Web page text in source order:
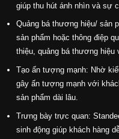
giúp thu hút ánh nhìn và sự
Quảng bá thương hiệu/ sản
sản phẩm hoặc thông điệp
thiệu, quảng bá thương hiệu
Tạo ấn tượng mạnh: Nhờ
gây ấn tượng mạnh với
sản phẩm dài lâu.
Trưng bày trực quan:
sinh động giúp khách hàng